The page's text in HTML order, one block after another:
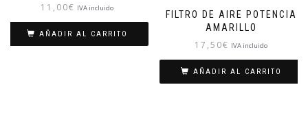
11,00€ IVA incluido
AÑADIR AL CARRITO
FILTRO DE AIRE POTENCIA
AMARILLO
17,50€ IVA incluido
AÑADIR AL CARRITO